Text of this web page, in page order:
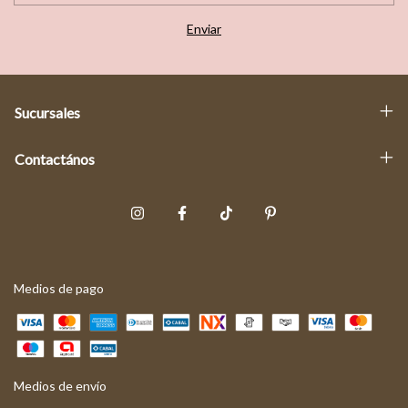
Sucursales
Contactános
Medios de pago
Medios de envío